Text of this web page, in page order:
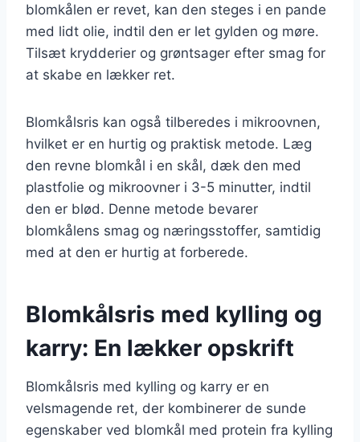
blomkålen er revet, kan den steges i en pande
med lidt olie, indtil den er let gylden og møre.
Tilsæt krydderier og grøntsager efter smag for
at skabe en lækker ret.
Blomkålsris kan også tilberedes i mikroovnen,
hvilket er en hurtig og praktisk metode. Læg
den revne blomkål i en skål, dæk den med
plastfolie og mikroovner i 3-5 minutter, indtil
den er blød. Denne metode bevarer
blomkålens smag og næringsstoffer, samtidig
med at den er hurtig at forberede.
Blomkålsris med kylling og
karry: En lækker opskrift
Blomkålsris med kylling og karry er en
velsmagende ret, der kombinerer de sunde
egenskaber ved blomkål med protein fra kylling